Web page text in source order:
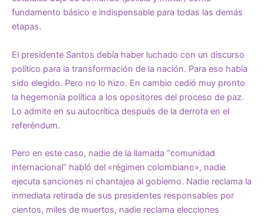
fundamento básico e indispensable para todas las demás
etapas.
El presidente Santos debía haber luchado con un discurso
político para la transformación de la nación. Para eso había
sido elegido. Pero no lo hizo. En cambio cedió muy pronto
la hegemonía política a los opositores del proceso de paz.
Lo admite en su autocrítica después de la derrota en el
referéndum.
Pero en este caso, nadie de la llamada “comunidad
internacional” habló del «régimen colombiano», nadie
ejecuta sanciones ni chantajea al gobierno. Nadie reclama la
inmediata retirada de sus presidentes responsables por
cientos, miles de muertos, nadie reclama elecciones